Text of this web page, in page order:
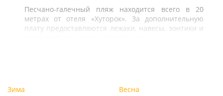
Песчано-галечный пляж находится всего в 20
метрах от отеля «Хуторок». За дополнительную
плату предоставляются лежаки, навесы, зонтики и
Зима
Весна